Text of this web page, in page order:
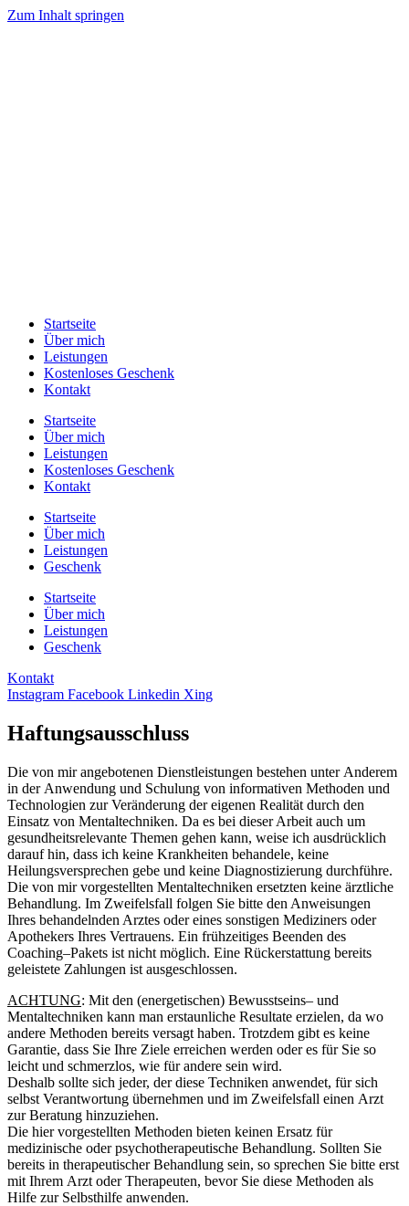
Zum Inhalt springen
Startseite
Über mich
Leistungen
Kostenloses Geschenk
Kontakt
Startseite
Über mich
Leistungen
Kostenloses Geschenk
Kontakt
Startseite
Über mich
Leistungen
Geschenk
Startseite
Über mich
Leistungen
Geschenk
Kontakt
Instagram Facebook Linkedin Xing
Haftungsausschluss
Die von mir angebotenen Dienstleistungen bestehen unter Anderem
in der Anwendung und Schulung von informativen Methoden und
Technologien zur Veränderung der eigenen Realität durch den
Einsatz von Mentaltechniken. Da es bei dieser Arbeit auch um
gesundheitsrelevante Themen gehen kann, weise ich ausdrücklich
darauf hin, dass ich keine Krankheiten behandele, keine
Heilungsversprechen gebe und keine Diagnostizierung durchführe.
Die von mir vorgestellten Mentaltechniken ersetzten keine ärztliche
Behandlung. Im Zweifelsfall folgen Sie bitte den Anweisungen
Ihres behandelnden Arztes oder eines sonstigen Mediziners oder
Apothekers Ihres Vertrauens. Ein frühzeitiges Beenden des
Coaching–Pakets ist nicht möglich. Eine Rückerstattung bereits
geleistete Zahlungen ist ausgeschlossen.
ACHTUNG: Mit den (energetischen) Bewusstseins– und
Mentaltechniken kann man erstaunliche Resultate erzielen, da wo
andere Methoden bereits versagt haben. Trotzdem gibt es keine
Garantie, dass Sie Ihre Ziele erreichen werden oder es für Sie so
leicht und schmerzlos, wie für andere sein wird.
Deshalb sollte sich jeder, der diese Techniken anwendet, für sich
selbst Verantwortung übernehmen und im Zweifelsfall einen Arzt
zur Beratung hinzuziehen.
Die hier vorgestellten Methoden bieten keinen Ersatz für
medizinische oder psychotherapeutische Behandlung. Sollten Sie
bereits in therapeutischer Behandlung sein, so sprechen Sie bitte erst
mit Ihrem Arzt oder Therapeuten, bevor Sie diese Methoden als
Hilfe zur Selbsthilfe anwenden.